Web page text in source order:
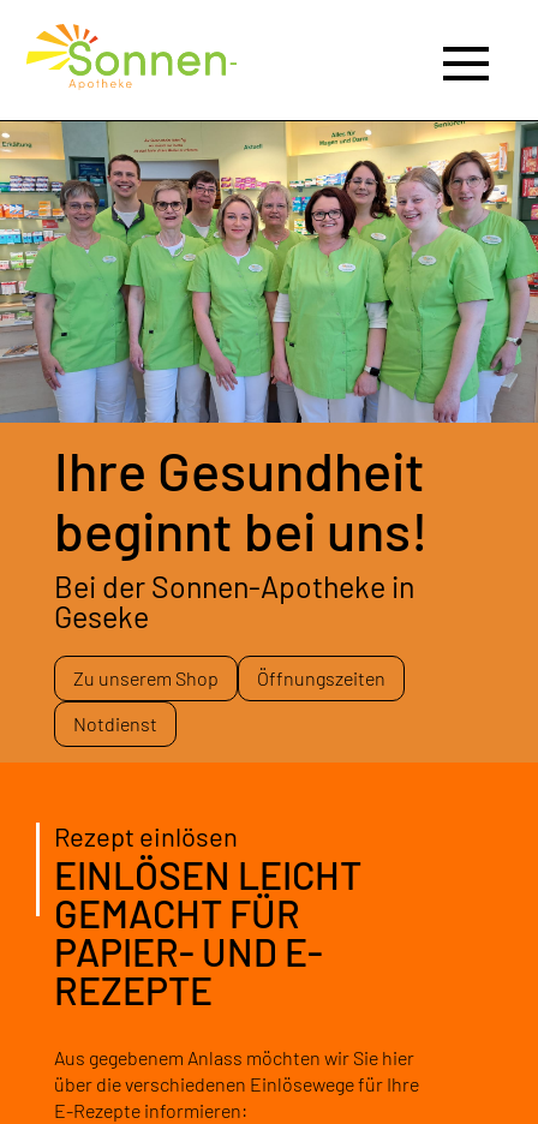
|
|
|
Ihre Gesundheit
beginnt bei uns!
Bei der Sonnen-Apotheke in
Geseke
Zu unserem Shop
Öffnungszeiten
Notdienst
Rezept einlösen
EINLÖSEN LEICHT
GEMACHT FÜR
PAPIER- UND E-
REZEPTE
Aus gegebenem Anlass möchten wir Sie hier
über die verschiedenen Einlösewege für Ihre
E-Rezepte informieren: